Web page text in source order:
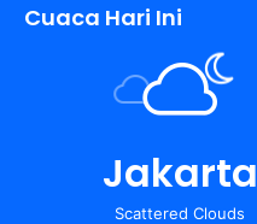
Cuaca Hari Ini
Jakarta
Scattered Clouds